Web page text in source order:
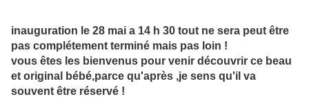
inauguration le 28 mai a 14 h 30 tout ne sera peut être
pas complétement terminé mais pas loin !
vous êtes les bienvenus pour venir découvrir ce beau
et original bébé,parce qu'après ,je sens qu'il va
souvent être réservé !